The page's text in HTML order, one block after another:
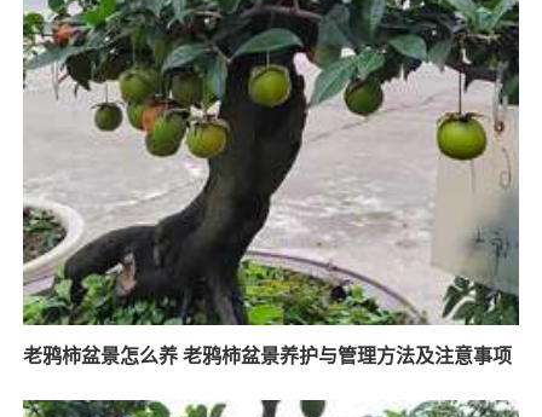
老鸦柿盆景怎么养 老鸦柿盆景养护与管理方法及注意事项